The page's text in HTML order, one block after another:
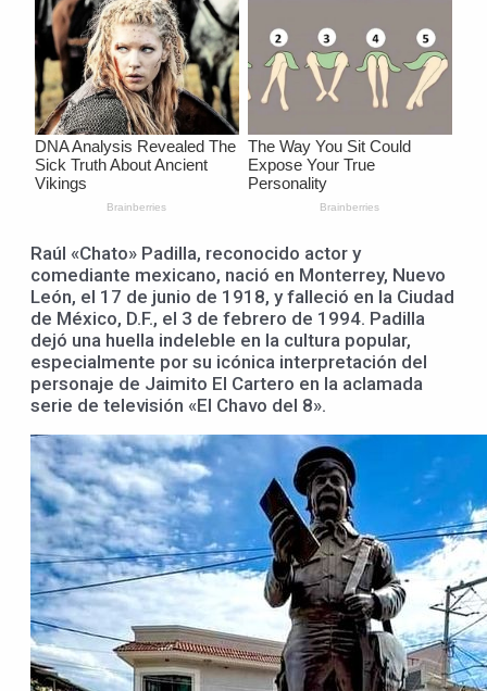
Raúl «Chato» Padilla, reconocido actor y
comediante mexicano, nació en Monterrey, Nuevo
León, el 17 de junio de 1918, y falleció en la Ciudad
de México, D.F., el 3 de febrero de 1994. Padilla
dejó una huella indeleble en la cultura popular,
especialmente por su icónica interpretación del
personaje de Jaimito El Cartero en la aclamada
serie de televisión «El Chavo del 8».